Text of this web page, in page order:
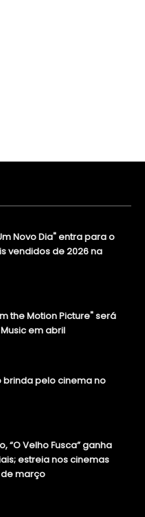
Novo Dia" entra para o
vendidos de 2026 na
the Motion Picture" será
em abril
brinda pelo cinema no
“O Velho Fusca” ganha
estreia nos cinemas
março